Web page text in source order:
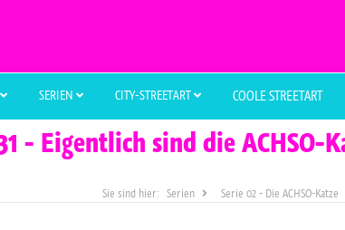
SERIEN CITY-STREETART COOLE STREETART
- Eigentlich sind die ACHSO-
Serien Serie 02 - Die ACHSO-Katze